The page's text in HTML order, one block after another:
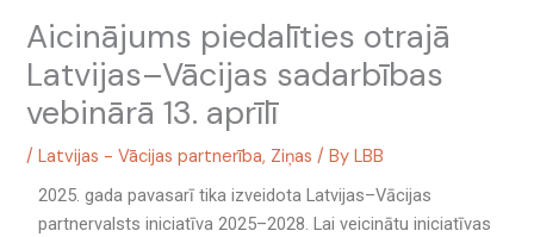
Aicinājums piedalīties otrajā
Latvijas–Vācijas sadarbības
vebinārā 13. aprīlī
/Latvijas - Vācijas partnerība, Ziņas / ByLBB
2025. gada pavasarī tika izveidota Latvijas–Vācijas
partnervalsts iniciatīva 2025–2028. Lai veicinātu iniciatīvas